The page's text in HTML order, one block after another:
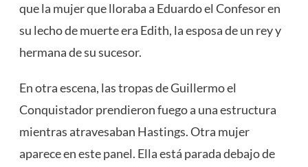
que la mujer que lloraba a Eduardo el Confesor en
su lecho de muerte era Edith, la esposa de un rey y
hermana de su sucesor.
En otra escena, las tropas de Guillermo el
Conquistador prendieron fuego a una estructura
mientras atravesaban Hastings. Otra mujer
aparece en este panel. Ella está parada debajo de